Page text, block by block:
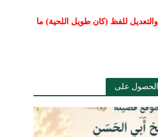
للفظ (كان طويل اللحية) ما
على